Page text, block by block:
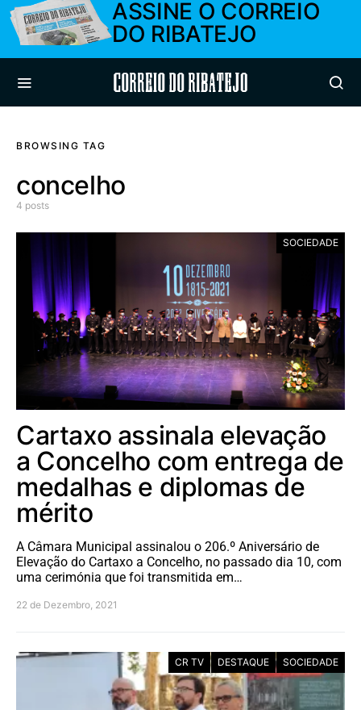
ASSINE O CORREIO
DO RIBATEJO
Correio do Ribatejo
BROWSING TAG
concelho
4 posts
SOCIEDADE
Cartaxo assinala elevação
a Concelho com entrega de
medalhas e diplomas de
mérito
A Câmara Municipal assinalou o 206.º Aniversário de
Elevação do Cartaxo a Concelho, no passado dia 10, com
uma cerimónia que foi transmitida em…
22 de Dezembro, 2021
CR TV DESTAQUE SOCIEDADE